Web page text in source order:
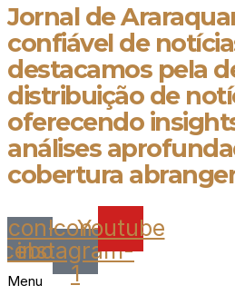
Jornal de
confiável de
destacamos pela
distribuição de
oferecendo
análises
cobertura
Icon-Icon-
instagram-
1
Youtube
Menu